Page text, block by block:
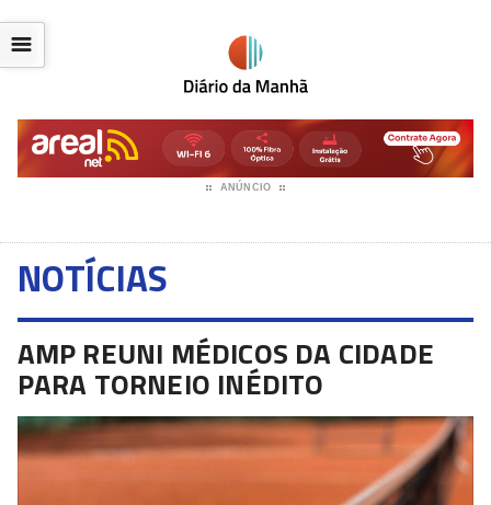
ANÚNCIO
☰
NOTÍCIAS
AMP REUNI MÉDICOS DA CIDADE
PARA TORNEIO INÉDITO